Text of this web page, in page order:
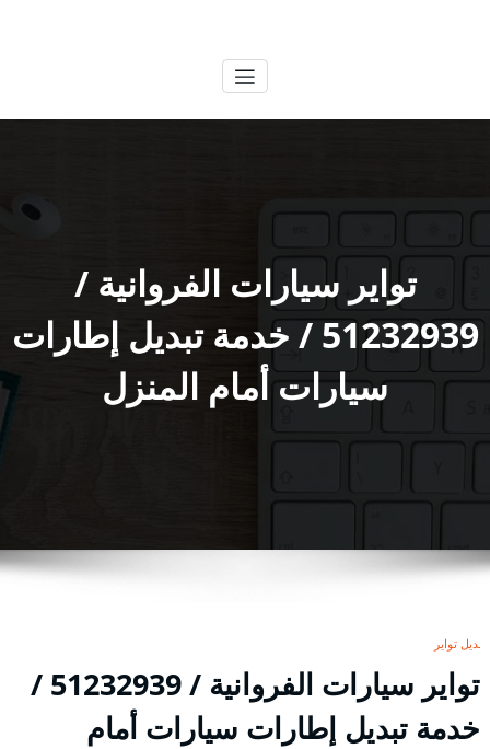
تواير سيارات الفروانية /
51232939‬ / خدمة تبديل إطارات
سيارات أمام المنزل
تبديل تواير
تواير سيارات الفروانية / 51232939‬ /
خدمة تبديل إطارات سيارات أمام